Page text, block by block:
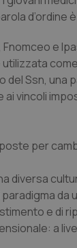
Oncologia
Pediatria
& impianti
d’ordine
e
del Ssn, una
ai vincoli
per
diversa
da
e di
a